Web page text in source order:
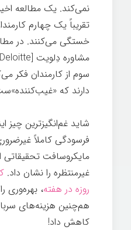
نمی‌کند. یک مطالعه
تقریباً یک چهارم
خستگی می‌کنند. در
سوم از کارمندان فکر
دارند که
شاید غم‌انگیزترین چیز
فرسودگی کاملاً
مایکروسافت تحقیقاتی
غیرمنتظره را نشان داد.
روزه در هفته
کاهش داد!